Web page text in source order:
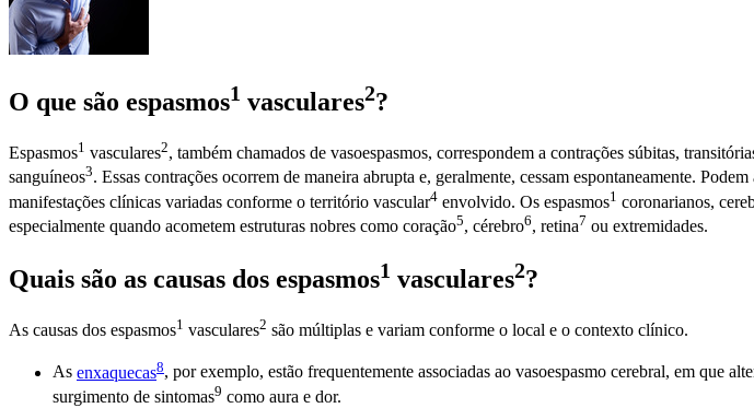
O que são espasmos1 vasculares2?
Espasmos1 vasculares2, também chamados de vasoespasmos, correspondem a contrações súbitas,
sanguíneos3. Essas contrações ocorrem de maneira abrupta e, geralmente, cessam espontaneamente.
manifestações clínicas variadas conforme o território vascular4 envolvido. Os espasmos1 coronarianos,
especialmente quando acometem estruturas nobres como coração5, cérebro6, retina7 ou extremidades.
Quais são as causas dos espasmos1 vasculares2?
As causas dos espasmos1 vasculares2 são múltiplas e variam conforme o local e o contexto clínico.
As enxaquecas8, por exemplo, estão frequentemente associadas ao vasoespasmo cerebral, em que
surgimento de sintomas9 como aura e dor.